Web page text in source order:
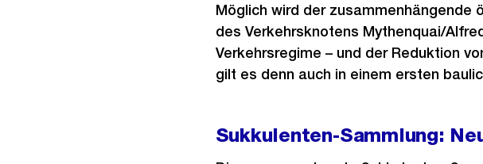
Möglich wird der zusammenhängende
des Verkehrsknotens Mythenquai/
Verkehrsregime – und der Reduktion
gilt es denn auch in einem ersten
Sukkulenten-Sammlung: